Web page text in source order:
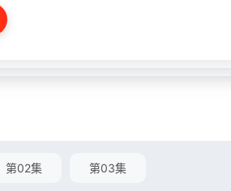
第02集 第03集